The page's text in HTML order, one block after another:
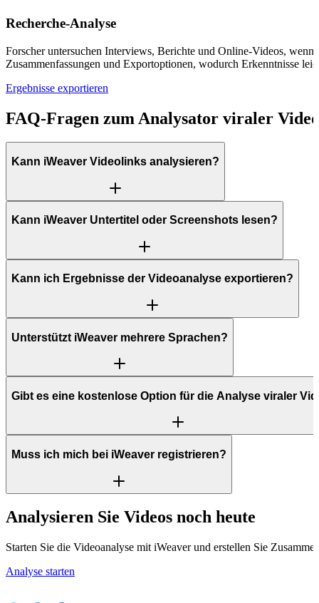
Recherche-Analyse
Forscher untersuchen Interviews, Berichte und Online-Videos,
Zusammenfassungen und Exportoptionen, wodurch Erkenntnisse
Ergebnisse exportieren
FAQ-Fragen zum Analysator viraler
Kann iWeaver Videolinks analysieren?
Kann iWeaver Untertitel oder Screenshots lesen?
Kann ich Ergebnisse der Videoanalyse exportieren?
Unterstützt iWeaver mehrere Sprachen?
Gibt es eine kostenlose Option für die Analyse viraler
Muss ich mich bei iWeaver registrieren?
Analysieren Sie Videos noch heute
Starten Sie die Videoanalyse mit iWeaver und erstellen Sie
Analyse starten